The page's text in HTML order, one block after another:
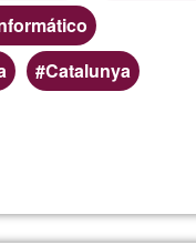
Catalunya